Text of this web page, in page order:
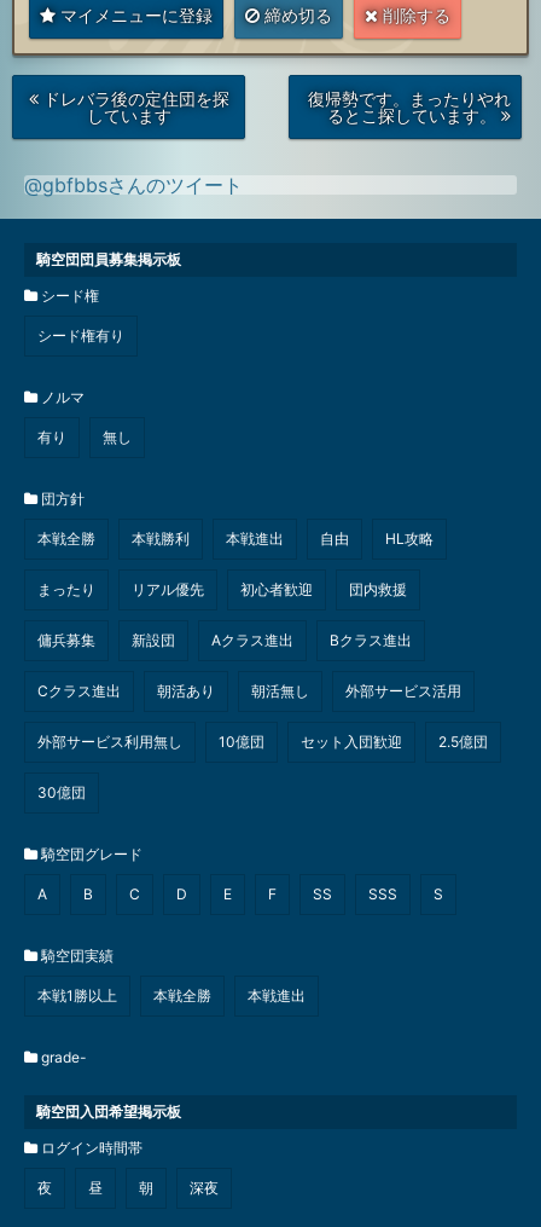
マイメニューに登録 締め切る 削除する
次
の
稿
ドレバラ後の定住団を探
しています
前
の
稿
復帰勢です。まったりやれ
るとこ探しています。
@gbfbbsさんのツイート
騎空団団員募集掲示板
シード権
シード権有り
ノルマ
有り 無し
団方針
本戦全勝 本戦勝利 本戦進出 自由 HL攻略
まったり リアル優先 初心者歓迎 団内救援
傭兵募集 新設団 Aクラス進出 Bクラス進出
Cクラス進出 朝活あり 朝活無し 外部サービス活用
外部サービス利用無し 10億団 セット入団歓迎 2.5億団
30億団
騎空団グレード
A B C D E F SS SSS S
騎空団実績
本戦1勝以上 本戦全勝 本戦進出
grade-
騎空団入団希望掲示板
ログイン時間帯
夜 昼 朝 深夜